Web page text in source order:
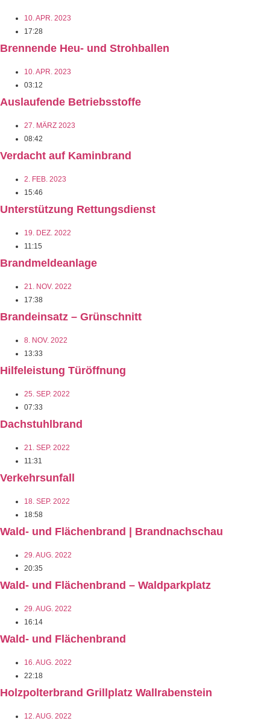
10. APR. 2023
17:28
Brennende Heu- und Strohballen
10. APR. 2023
03:12
Auslaufende Betriebsstoffe
27. MÄRZ 2023
08:42
Verdacht auf Kaminbrand
2. FEB. 2023
15:46
Unterstützung Rettungsdienst
19. DEZ. 2022
11:15
Brandmeldeanlage
21. NOV. 2022
17:38
Brandeinsatz – Grünschnitt
8. NOV. 2022
13:33
Hilfeleistung Türöffnung
25. SEP. 2022
07:33
Dachstuhlbrand
21. SEP. 2022
11:31
Verkehrsunfall
18. SEP. 2022
18:58
Wald- und Flächenbrand | Brandnachschau
29. AUG. 2022
20:35
Wald- und Flächenbrand – Waldparkplatz
29. AUG. 2022
16:14
Wald- und Flächenbrand
16. AUG. 2022
22:18
Holzpolterbrand Grillplatz Wallrabenstein
12. AUG. 2022